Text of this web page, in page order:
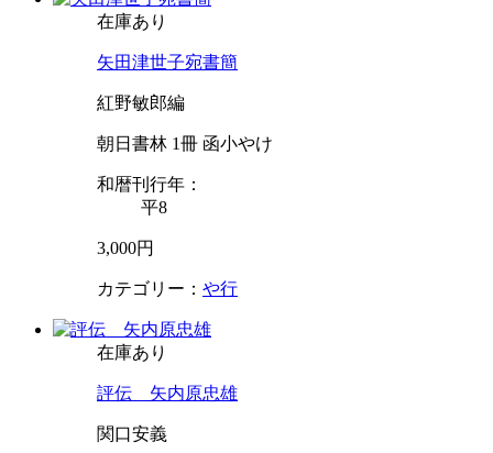
在庫あり
矢田津世子宛書簡
紅野敏郎編
朝日書林 1冊 函小やけ
和暦刊行年：
平8
3,000円
カテゴリー： や行
在庫あり
評伝 矢内原忠雄
関口安義